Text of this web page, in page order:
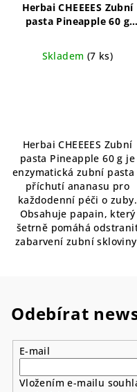
Herbai CHEEEES Zubní
pasta Pineapple 60 g
osvěžující ananasovou
příchutí
Skladem (7 ks)
Herbai CHEEEES Zubní
pasta Pineapple 60 g je
enzymatická zubní pasta
příchutí ananasu pro
každodenní péči o zuby.
Obsahuje papain, který
šetrně pomáhá
zabarvení zubní
Odebírat
E-mail
Vložením e-mailu